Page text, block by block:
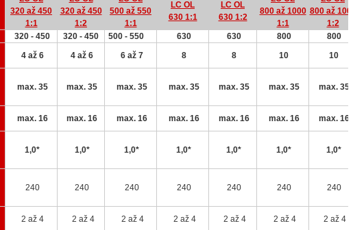
320 až 450
1:1
320 až 450
1:2
500 až 550
1:1
LC OL
630 1:1
LC OL
630 1:2
800 až 1000
1:1
800 až 1000
1:2
320 - 450 320 - 450 500 - 550 630 630 800
800
4 až 6 4 až 6 6 až 7 8 8 10 10
max. 35 max. 35 max. 35 max. 35 max. 35 max. 35 max. 35
max. 16 max. 16 max. 16 max. 16 max. 16 max. 16 max. 16
1,0* 1,0* 1,0* 1,0* 1,0* 1,0* 1,0*
240 240 240 240 240 240 240
2 až 4 2 až 4 2 až 4 2 až 4 2 až 4 2 až 4 2 až 4